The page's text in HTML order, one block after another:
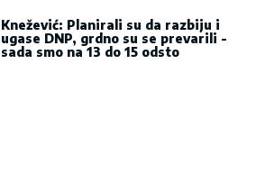
Knežević: Planirali su da razbiju i
ugase DNP, grdno su se prevarili -
sada smo na 13 do 15 odsto